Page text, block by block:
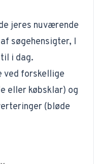
jeres nuværende
søgehensigter, I
i dag.
ved forskellige
eller købsklar) og
(bløde